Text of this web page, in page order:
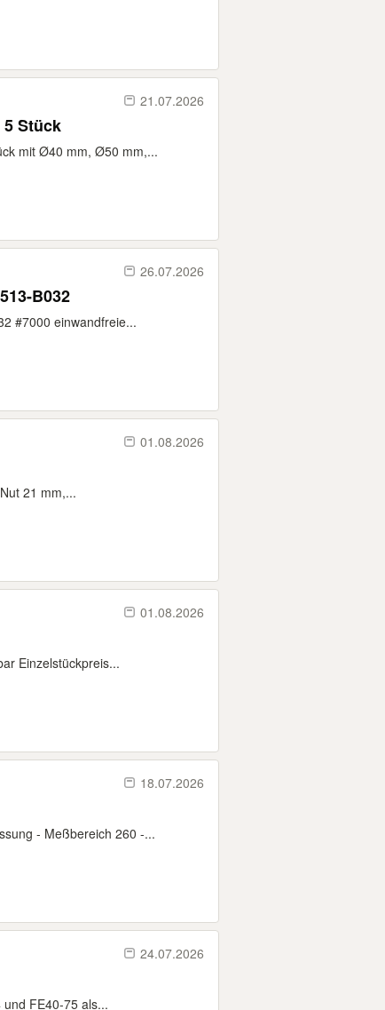
21.07.2026
5 Stück
mit Ø40 mm, Ø50 mm,...
26.07.2026
B032
#7000 einwandfreie...
01.08.2026
21 mm,...
01.08.2026
Einzelstückpreis...
18.07.2026
- Meßbereich 260 -...
24.07.2026
FE40-75 als...